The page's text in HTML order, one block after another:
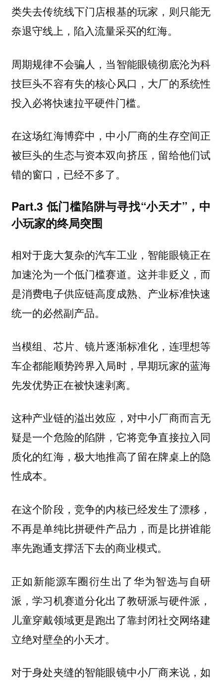
类失去传统线下门店根基的玩家，则只能无
奈退守线上，陷入流量采买的红海。
周期规律不会骗人，当智能眼镜彻底沦为科
技巨头不容有失的核心风口，大厂的系统性
投入必将快速拉平硬件门槛。
在这场红海博弈中，中小厂商的生存空间正
被巨头的生态与资本双向挤压，留给他们试
错的窗口，已经不多了。
Part.3 低门槛陷阱与寻找“小天才”，中
小玩家的终局突围
相对于庞大复杂的汽车工业，智能眼镜正在
加速沦为一个低门槛赛道。这并非贬义，而
是消费电子供应链高度成熟、产业标准快速
统一的必然副产品。
当模组、芯片、镜片逐渐标准化，连理想等
车企都能顺势跨界入局时，早期玩家的蓝海
先发优势正在被快速剥离。
这种产业链的溢出效应，对中小厂商而言无
疑是一个危险的陷阱，它将竞争直接拉入同
质化的红海，极大地推高了留在牌桌上的隐
性成本。
在这个阶段，竞争的内核已经发生了漂移，
不再是单纯比拼硬件产品力，而是比拼谁能
率先跑通支撑活下去的商业模式。
正如新能源车圈衍生出了华为智选与自研
派，学习机赛道分化出了教研派与硬件派，
儿童穿戴领域更是跑出了靠封闭社交网络建
立绝对壁垒的小天才。
对于身处夹缝的智能眼镜中小厂商来说，如